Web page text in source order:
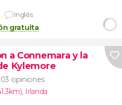
Inglés
gratuita
a Connemara y la
Kylemore
opiniones
, Irlanda